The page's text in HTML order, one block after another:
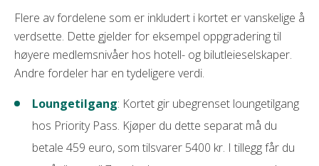
Flere av fordelene som er inkludert i kortet er vanskelige å
verdsette. Dette gjelder for eksempel oppgradering til
høyere medlemsnivåer hos hotell- og bilutleieselskaper.
Andre fordeler har en tydeligere verdi.
Loungetilgang: Kortet gir ubegrenset loungetilgang
hos Priority Pass. Kjøper du dette separat må du
betale 459 euro, som tilsvarer 5400 kr. I tillegg får du